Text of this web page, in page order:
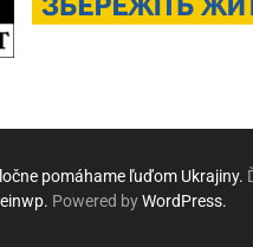
pomáhame ľuďom Ukrajiny.
Powered byWordPress.